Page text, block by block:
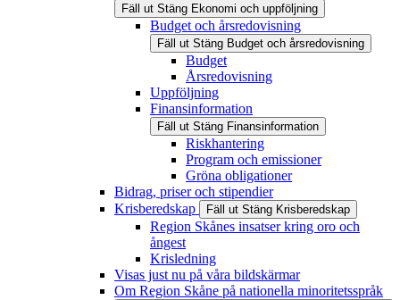
Fäll ut Stäng Ekonomi och uppföljning
Budget och årsredovisning
Fäll ut Stäng Budget och årsredovisning
Budget
Årsredovisning
Uppföljning
Finansinformation
Fäll ut Stäng Finansinformation
Riskhantering
Program och emissioner
Gröna obligationer
Bidrag, priser och stipendier
Krisberedskap
Fäll ut Stäng Krisberedskap
Region Skånes insatser kring oro och
ångest
Krisledning
Visas just nu på våra bildskärmar
Om Region Skåne på nationella minoritetsspråk